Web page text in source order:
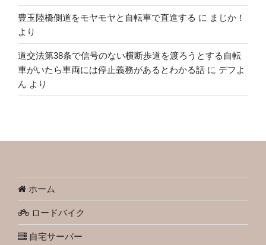
豊玉陸橋側道をモヤモヤと自転車で直進する に まじか！
より
道交法第38条で信号のない横断歩道を渡ろうとする自転
車がいたら車両には停止義務があるとわかる話 に デフよ
ん より
ホーム
ロードバイク
自宅サーバー